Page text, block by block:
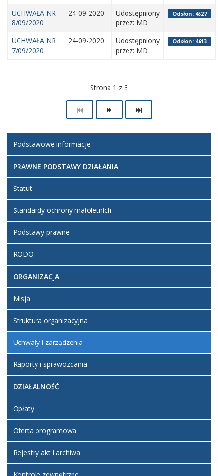
UCHWAŁA NR
8/09/2020
24-09-2020
Udostępniony
przez: MD
Odsłon: 4527
UCHWAŁA NR
7/09/2020
24-09-2020
Udostępniony
przez: MD
Odsłon: 4613
Strona 1 z 3
Podstawowe informacje
PRAWNE PODSTAWY DZIAŁANIA
Statut
Standardy ochrony małoletnich
Podstawy prawne
RODO
ORGANIZACJA
Misja
Struktura organizacyjna
Uchwały i zarządzenia
Raporty i sprawozdania
DZIAŁALNOŚĆ
Opłaty
Oferta programowa
Rejestry akt i archiwa